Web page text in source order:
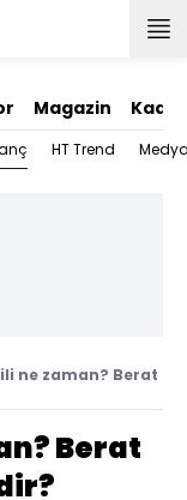
Magazin Kadın
HT Trend
ne zaman? Berat
Berat